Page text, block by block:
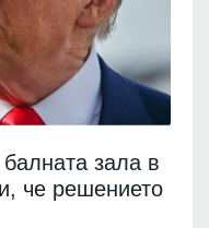
зала в
че решението